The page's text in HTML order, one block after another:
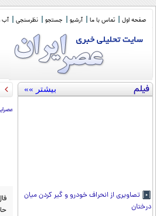
صفحه اول تماس با ما آرشیو جستجو نظرسنجی آب
فیلم بیشتر »»
تصاویری از انحراف خودرو و گیر کردن میان
درختان